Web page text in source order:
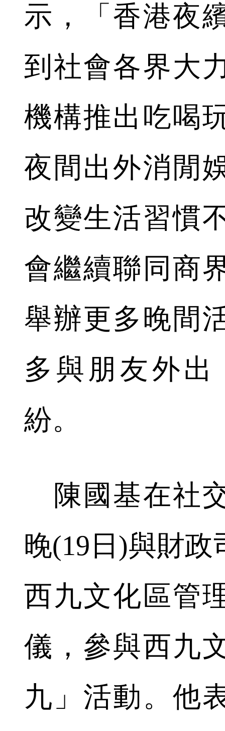
示，「香港夜
到社會各界大
機構推出吃喝
夜間出外消閒
改變生活習慣
會繼續聯同商
舉辦更多晚間
多與朋友外
紛。
陳國基在社
晚(19日)與財
西九文化區管
儀，參與西九
九」活動。他